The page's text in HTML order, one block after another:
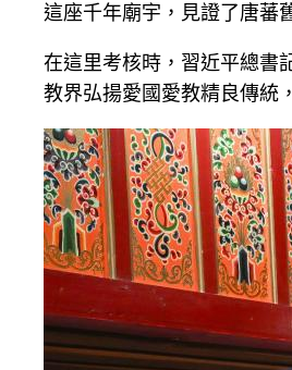
這座千年廟宇，見證了唐蕃
在這里考核時，習近平總書
教界弘揚愛國愛教精良傳統